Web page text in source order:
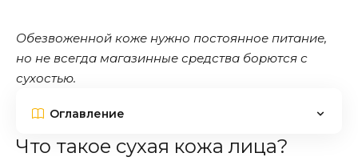
Обезвоженной коже нужно постоянное питание,
но не всегда магазинные средства борются с
сухостью.
Оглавление
Что такое сухая кожа лица?